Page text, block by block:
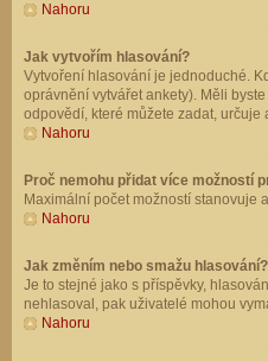
Nahoru
Jak vytvořím hlasování?
Vytvoření hlasování je jednoduché.
oprávnění vytvářet ankety). Měli
odpovědí, které můžete zadat, určuje
Nahoru
Proč nemohu přidat více možností
Maximální počet možností stanovuje
Nahoru
Jak změním nebo smažu hlasování?
Je to stejné jako s příspěvky,
nehlasoval, pak uživatelé mohou
Nahoru